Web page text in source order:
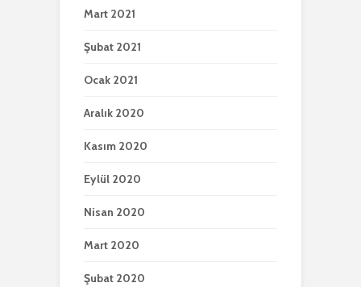
Mart 2021
Şubat 2021
Ocak 2021
Aralık 2020
Kasım 2020
Eylül 2020
Nisan 2020
Mart 2020
Şubat 2020